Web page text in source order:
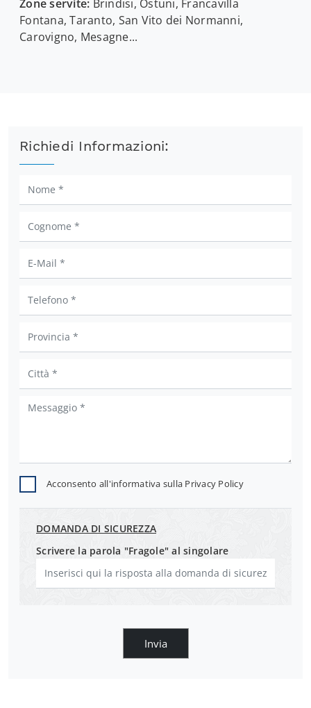
Zone servite: Brindisi, Ostuni, Francavilla
Fontana, Taranto, San Vito dei Normanni,
Carovigno, Mesagne...
Richiedi Informazioni:
Acconsento all'informativa sulla Privacy Policy
DOMANDA DI SICUREZZA
Scrivere la parola "Fragole" al singolare
Invia